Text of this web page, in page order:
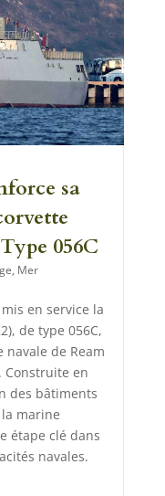
sa
056C
, Mer
en service la
de type 056C,
navale de Ream
Construite en
des bâtiments
marine
étape clé dans
navales.